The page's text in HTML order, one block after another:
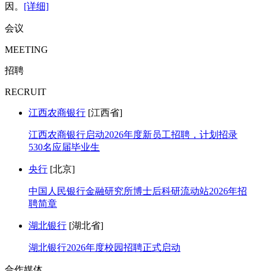
因。 [详细]
会议
MEETING
招聘
RECRUIT
江西农商银行 [江西省]
江西农商银行启动2026年度新员工招聘，计划招录
530名应届毕业生
央行 [北京]
中国人民银行金融研究所博士后科研流动站2026年招
聘简章
湖北银行 [湖北省]
湖北银行2026年度校园招聘正式启动